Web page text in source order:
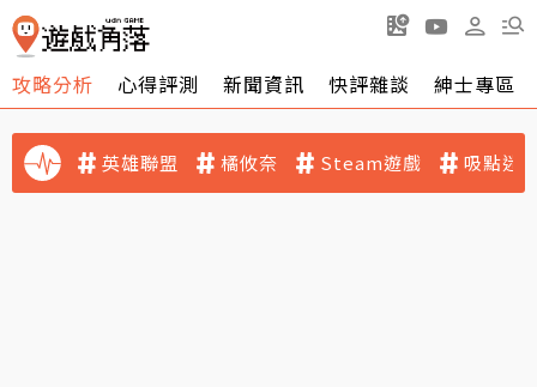
攻略分析 心得評測 新聞資訊 快評雜談 紳士專區
英雄聯盟 橘攸奈 Steam遊戲 吸點迷